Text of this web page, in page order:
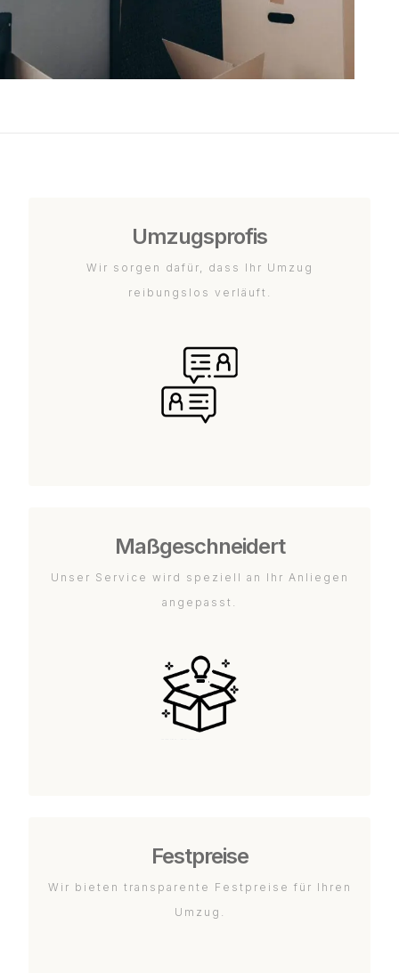
Umzugsprofis
Wir sorgen dafür, dass Ihr Umzug
reibungslos verläuft.
Maßgeschneidert
Unser Service wird speziell an Ihr Anliegen
angepasst.
Festpreise
Wir bieten transparente Festpreise für Ihren
Umzug.